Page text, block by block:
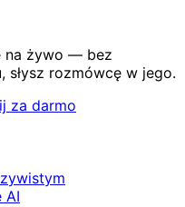
na żywo — bez
słysz rozmówcę w jego.
za darmo
AI